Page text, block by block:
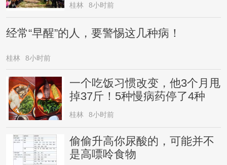
桂林 8小时前
经常“早醒”的人，要警惕这几种病！
桂林 8小时前
一个吃饭习惯改变，他3个月甩
掉37斤！5种慢病药停了4种
桂林 8小时前
偷偷升高你尿酸的，可能并不
是高嘌呤食物